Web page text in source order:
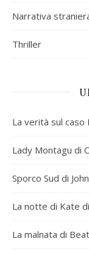
Narrativa
Thriller
La verità sul caso
Lady Montagu di
Sporco Sud di
La notte di Kate
La malnata di